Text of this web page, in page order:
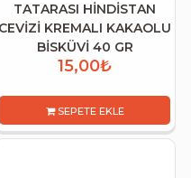
TATARASI HİNDİSTAN
CEVİZİ KREMALI KAKAOLU
BİSKÜVİ 40 GR
15,00₺
SEPETE EKLE